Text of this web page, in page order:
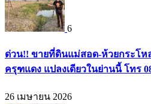
6
ด่วน!! ขายที่ดินแม่สอด-ห้วยกระโห
ครุฑแดง แปลงเดียวในย่านนี้ โทร
26 เมษายน 2026